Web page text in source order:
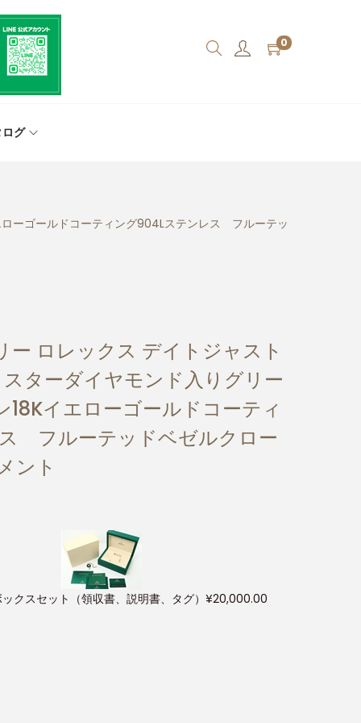
0
ログ
ーゴールドコーティング904Lステンレス フルーテッ
ー ロレックス デイトジャスト
ターダイヤモンド入りグリー
18Kイエローゴールドコーティ
フルーテッドベゼルクロー
ント
クスセット（領収書、説明書、タグ） ¥20,000.00